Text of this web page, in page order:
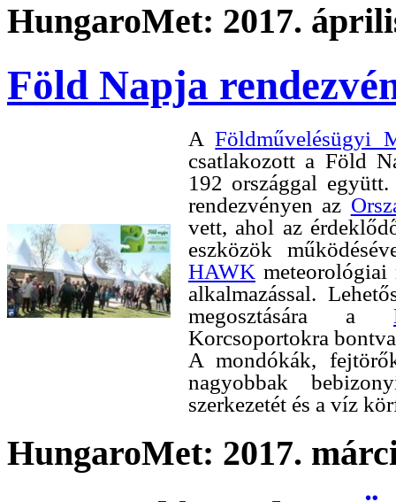
HungaroMet: 2017.
Föld Napja
AFöldművelésügyi
csatlakozott a Föld
192 országgal
rendezvényen az
vett, ahol az
eszközök
HAWK
alkalmazással.
megosztására a
Korcsoportokra
A mondókák,
nagyobbak
szerkezetét és a víz
HungaroMet: 2017.